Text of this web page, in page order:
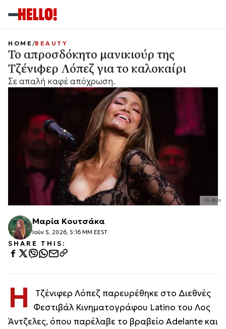
IG @jlo
HOME BEAUTY
Το απροσδόκητο μανικιούρ της
Τζένιφερ Λόπεζ για το καλοκαίρι
Σε απαλή καφέ απόχρωση.
Μαρία Κουτσάκα
Ιούν 5, 2026, 5:16 ΜΜ EEST
SHARE THIS:
Η
Τζένιφερ Λόπεζ παρευρέθηκε στο Διεθνές
Φεστιβάλ Κινηματογράφου Latino του Λος
Άντζελες, όπου παρέλαβε το βραβείο Adelante και